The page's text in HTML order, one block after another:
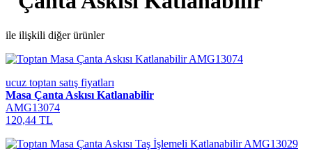
ile ilişkili diğer ürünler
ucuz toptan satış fiyatları
Masa Çanta Askısı Katlanabilir
AMG13074
120,44 TL